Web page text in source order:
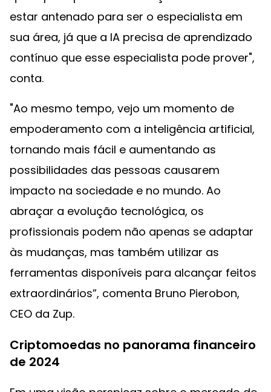
estar antenado para ser o especialista em
sua área, já que a IA precisa de aprendizado
contínuo que esse especialista pode prover",
conta.
"Ao mesmo tempo, vejo um momento de
empoderamento com a inteligência artificial,
tornando mais fácil e aumentando as
possibilidades das pessoas causarem
impacto na sociedade e no mundo. Ao
abraçar a evolução tecnológica, os
profissionais podem não apenas se adaptar
às mudanças, mas também utilizar as
ferramentas disponíveis para alcançar feitos
extraordinários”, comenta Bruno Pierobon,
CEO da Zup.
Criptomoedas no panorama financeiro
de 2024